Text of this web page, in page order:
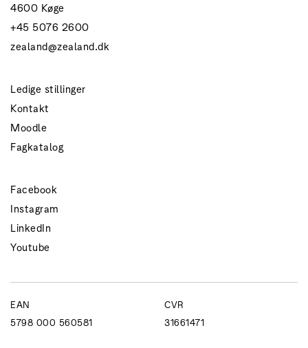
4600 Køge
+45 5076 2600
zealand@zealand.dk
Ledige stillinger
Kontakt
Moodle
Fagkatalog
Facebook
Instagram
LinkedIn
Youtube
EAN
5798 000 560581
CVR
31661471